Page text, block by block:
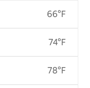
66°F
74°F
78°F